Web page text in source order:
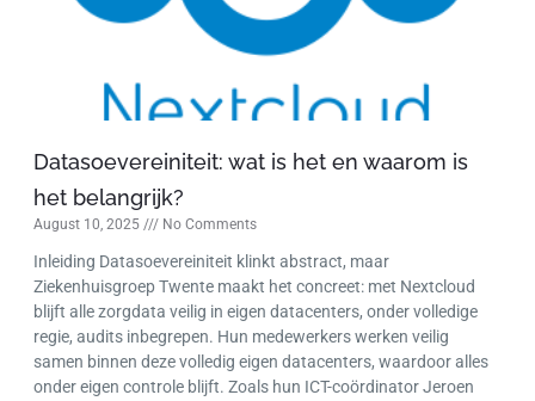
Datasoevereiniteit: wat is het en waarom is
het belangrijk?
August 10, 2025 No Comments
Inleiding Datasoevereiniteit klinkt abstract, maar
Ziekenhuisgroep Twente maakt het concreet: met Nextcloud
blijft alle zorgdata veilig in eigen datacenters, onder volledige
regie, audits inbegrepen. Hun medewerkers werken veilig
samen binnen deze volledig eigen datacenters, waardoor alles
onder eigen controle blijft. Zoals hun ICT-coördinator Jeroen